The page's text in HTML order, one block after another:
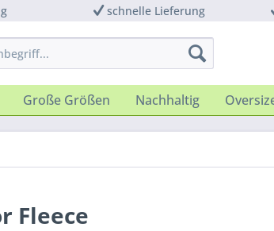
schnelle Lieferung
Große Größen Nachhaltig
Fleece